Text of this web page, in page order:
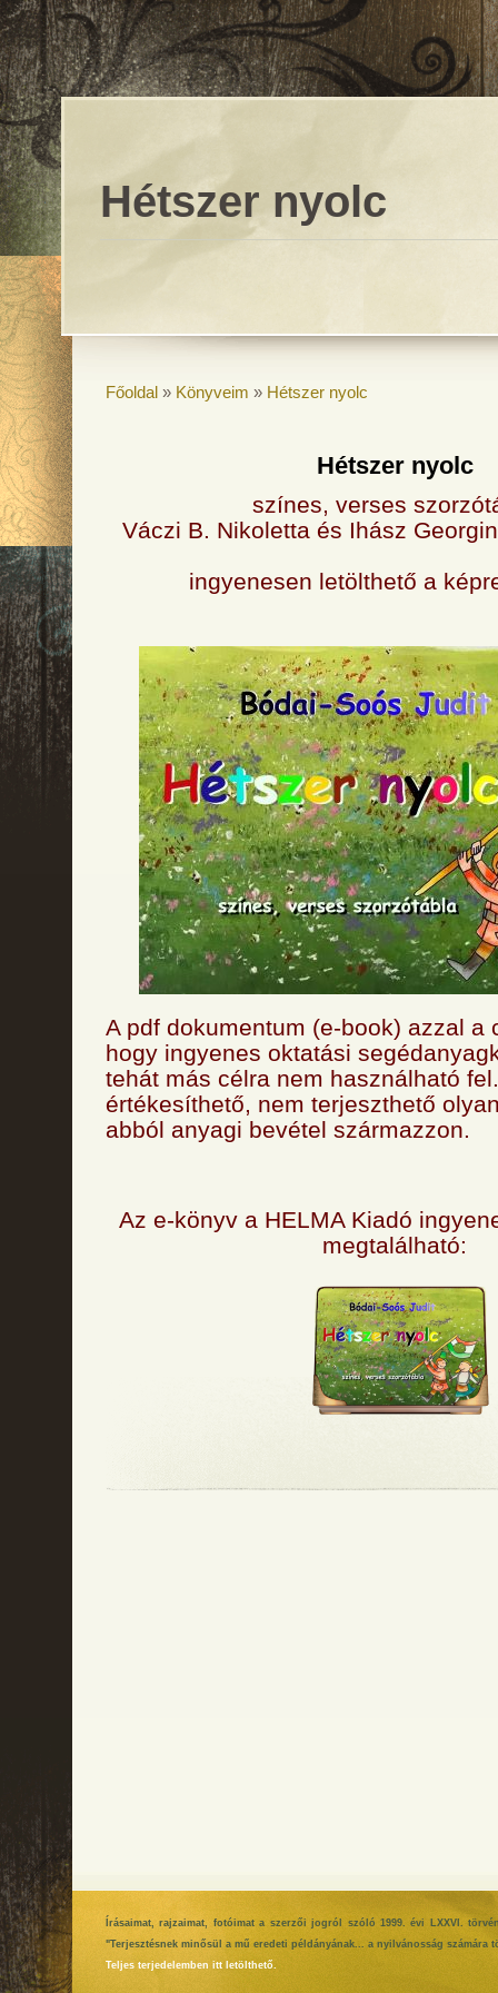
Hétszer nyolc
Főoldal » Könyveim » Hétszer nyolc
Hétszer nyolc
színes, verses
Váczi B. Nikoletta és Ihász
ingyenesen letölthető a
A pdf dokumentum (e-book) azzal a
hogy ingyenes oktatási
tehát más célra nem használható
értékesíthető, nem terjeszthető
abból anyagi bevétel származzon.
Az e-könyv a HELMA Kiadó
megtalálható:
Írásaimat, rajzaimat, fotóimat a szerzői jogról szóló 1999. évi LXXVI.
"Terjesztésnek minősül a mű eredeti példányának... a nyilvánosság
Teljes terjedelemben itt letölthető.